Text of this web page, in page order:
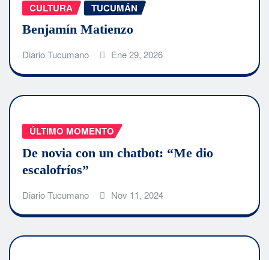
CULTURA TUCUMÁN
Benjamín Matienzo
Diario Tucumano Ene 29, 2026
ÚLTIMO MOMENTO
De novia con un chatbot: “Me dio
escalofríos”
Diario Tucumano Nov 11, 2024